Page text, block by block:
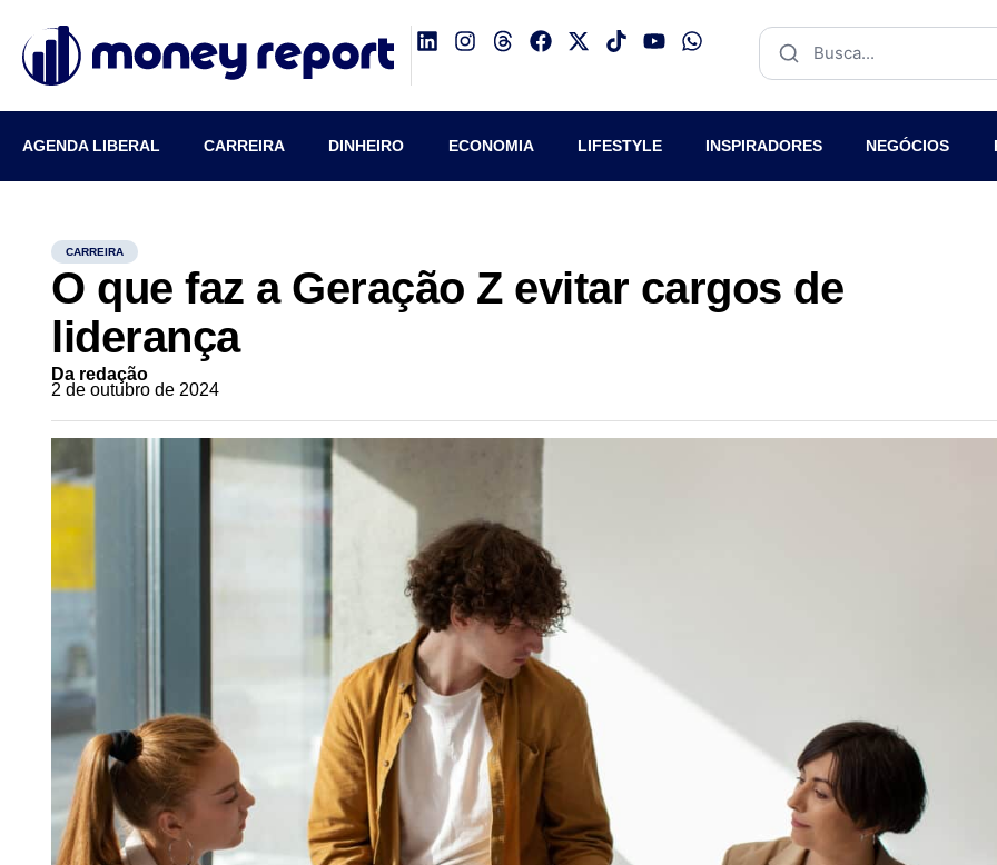
AGENDA LIBERAL CARREIRA DINHEIRO ECONOMIA LIFESTYLE INSPIRADORES NEGÓCIOS
CARREIRA
O que faz a Geração Z evitar cargos de
liderança
Da redação
2 de outubro de 2024